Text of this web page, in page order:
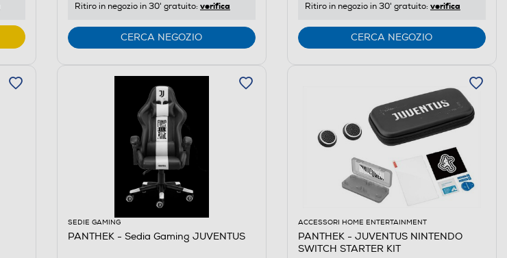
Ritiro in negozio in 30' gratuito: verifica
CERCA NEGOZIO
Ritiro in negozio in 30' gratuito: verifica
CERCA NEGOZIO
SEDIE GAMING
PANTHEK - Sedia Gaming JUVENTUS
ACCESSORI HOME ENTERTAINMENT
PANTHEK - JUVENTUS NINTENDO
SWITCH STARTER KIT